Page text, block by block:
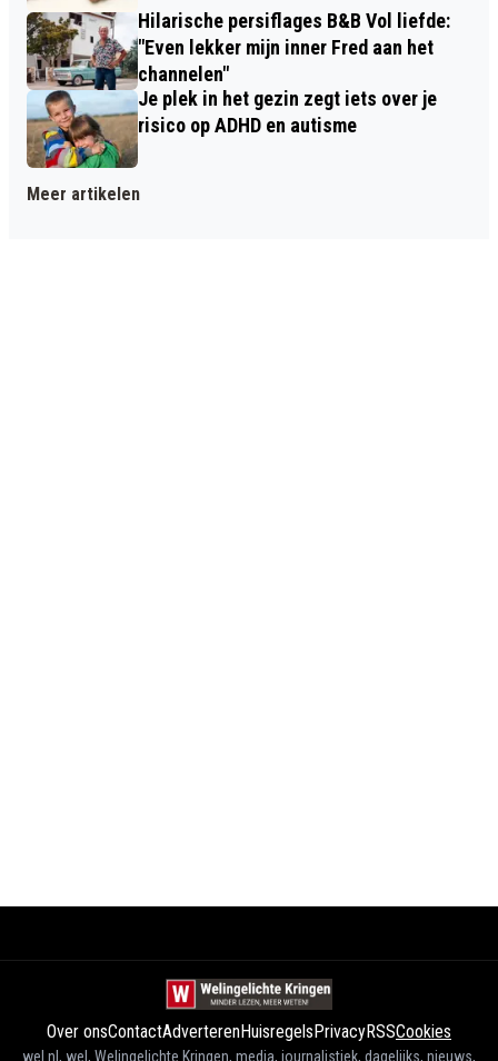
Hilarische persiflages B&B Vol liefde:
"Even lekker mijn inner Fred aan het
channelen"
Je plek in het gezin zegt iets over je
risico op ADHD en autisme
Meer artikelen
Over onsContactAdverterenHuisregelsPrivacyRSSCookies
wel.nl, wel, Welingelichte Kringen, media, journalistiek, dagelijks, nieuws,